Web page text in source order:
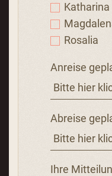
Katharina
Rosalia
Anreise
Abreise
Ihre